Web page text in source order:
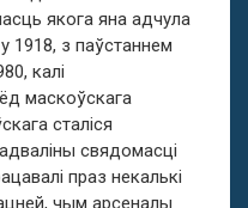
якога яна адчула
1918, з паўстаннем
калі
маскоўскага
сталіся
свядомасці
праз некалькі
чым арсеналы